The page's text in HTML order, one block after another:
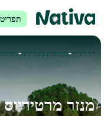
תפריט
דף הבית-מקומות מעניינים-
מנזר מרטיריוס